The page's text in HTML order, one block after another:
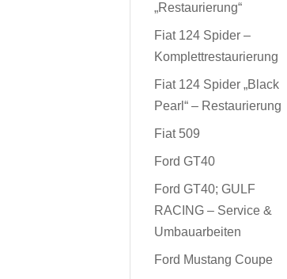
„Restaurierung“
Fiat 124 Spider –
Komplettrestaurierung
Fiat 124 Spider „Black
Pearl“ – Restaurierung
Fiat 509
Ford GT40
Ford GT40; GULF
RACING – Service &
Umbauarbeiten
Ford Mustang Coupe